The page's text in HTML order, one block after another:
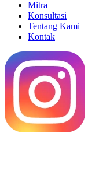
Mitra
Konsultasi
Tentang Kami
Kontak